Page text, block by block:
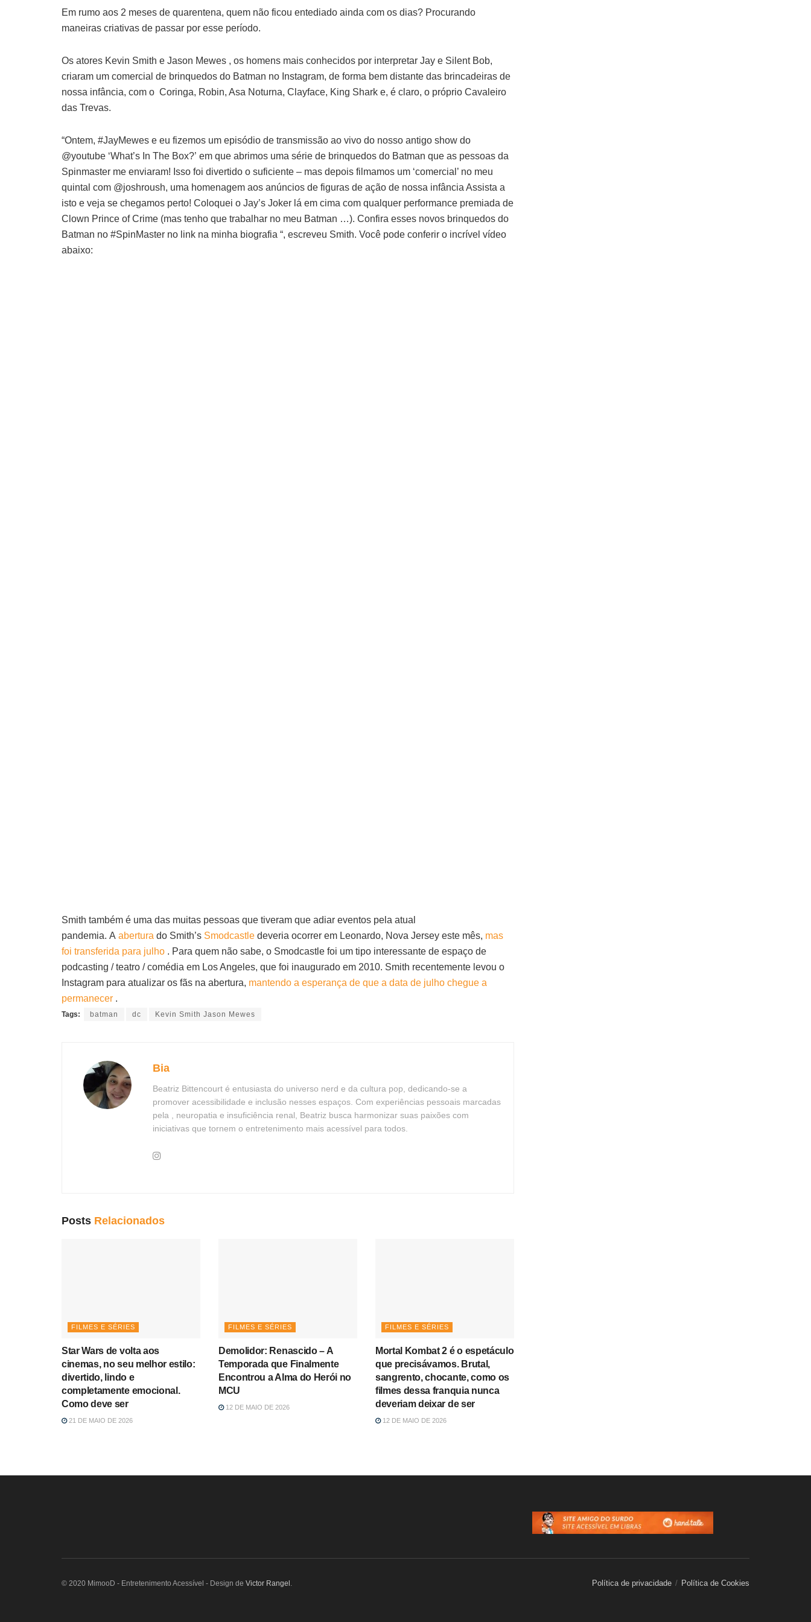
Em rumo aos 2 meses de quarentena, quem não ficou entediado ainda com os dias? Procurando
maneiras criativas de passar por esse período.
Os atores Kevin Smith e Jason Mewes , os homens mais conhecidos por interpretar Jay e Silent Bob,
criaram um comercial de brinquedos do Batman no Instagram, de forma bem distante das brincadeiras de
nossa infância, com o Coringa, Robin, Asa Noturna, Clayface, King Shark e, é claro, o próprio Cavaleiro
das Trevas.
“Ontem, #JayMewes e eu fizemos um episódio de transmissão ao vivo do nosso antigo show do
@youtube ‘What’s In The Box?’ em que abrimos uma série de brinquedos do Batman que as pessoas da
Spinmaster me enviaram! Isso foi divertido o suficiente – mas depois filmamos um ‘comercial’ no meu
quintal com @joshroush, uma homenagem aos anúncios de figuras de ação de nossa infância Assista a
isto e veja se chegamos perto! Coloquei o Jay’s Joker lá em cima com qualquer performance premiada de
Clown Prince of Crime (mas tenho que trabalhar no meu Batman …). Confira esses novos brinquedos do
Batman no #SpinMaster no link na minha biografia “, escreveu Smith. Você pode conferir o incrível vídeo
abaixo:
Smith também é uma das muitas pessoas que tiveram que adiar eventos pela atual
pandemia. A abertura do Smith’s Smodcastle deveria ocorrer em Leonardo, Nova Jersey este mês, mas
foi transferida para julho . Para quem não sabe, o Smodcastle foi um tipo interessante de espaço de
podcasting / teatro / comédia em Los Angeles, que foi inaugurado em 2010. Smith recentemente levou o
Instagram para atualizar os fãs na abertura, mantendo a esperança de que a data de julho chegue a
permanecer .
Tags: batman dc Kevin Smith Jason Mewes
Bia
Beatriz Bittencourt é entusiasta do universo nerd e da cultura pop, dedicando-se a
promover acessibilidade e inclusão nesses espaços. Com experiências pessoais marcadas
pela , neuropatia e insuficiência renal, Beatriz busca harmonizar suas paixões com
iniciativas que tornem o entretenimento mais acessível para todos.
Posts Relacionados
FILMES E SÉRIES
Star Wars de volta aos
cinemas, no seu melhor estilo:
divertido, lindo e
completamente emocional.
Como deve ser
21 DE MAIO DE 2026
FILMES E SÉRIES
Demolidor: Renascido – A
Temporada que Finalmente
Encontrou a Alma do Herói no
MCU
12 DE MAIO DE 2026
FILMES E SÉRIES
Mortal Kombat 2 é o espetáculo
que precisávamos. Brutal,
sangrento, chocante, como os
filmes dessa franquia nunca
deveriam deixar de ser
12 DE MAIO DE 2026
Política de privacidade Política de Cookies
© 2020 MimooD - Entretenimento Acessível - Design de Victor Rangel.